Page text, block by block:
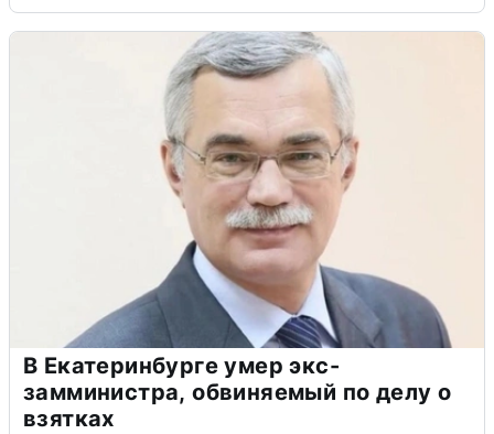
В Екатеринбурге умер экс-
замминистра, обвиняемый по делу о
взятках